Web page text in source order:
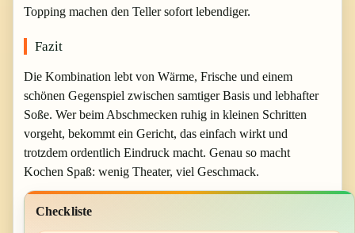
Topping machen den Teller sofort lebendiger.
Fazit
Die Kombination lebt von Wärme, Frische und einem
schönen Gegenspiel zwischen samtiger Basis und lebhafter
Soße. Wer beim Abschmecken ruhig in kleinen Schritten
vorgeht, bekommt ein Gericht, das einfach wirkt und
trotzdem ordentlich Eindruck macht. Genau so macht
Kochen Spaß: wenig Theater, viel Geschmack.
Checkliste